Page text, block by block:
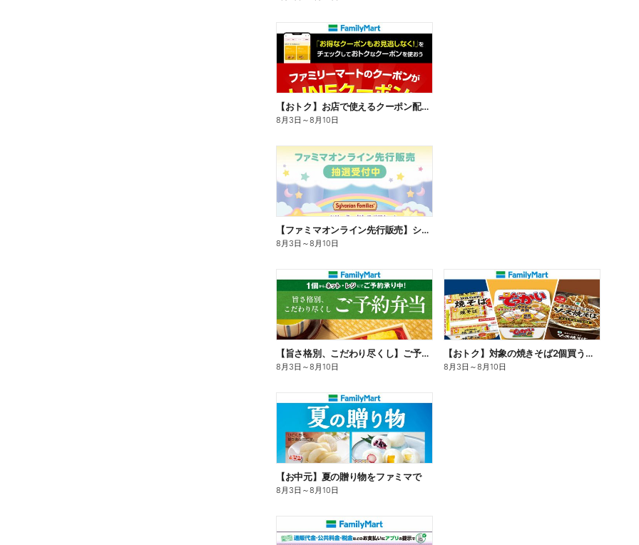
【おトク】お店で使えるクーポン配信中
8月3日 ～8月10日
【ファミマオンライン先行販売】シルバニアファミリー
8月3日 ～8月10日
【旨さ格別、こだわり尽くし】ご予約弁当
8月3日 ～8月10日
【おトク】対象の焼きそば2個買うと100円引き!
8月3日 ～8月10日
【お中元】夏の贈り物をファミマで
8月3日 ～8月10日